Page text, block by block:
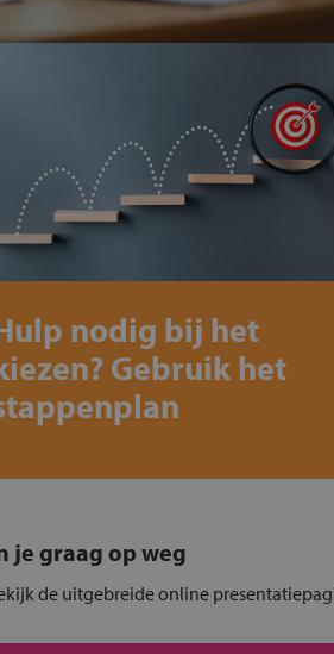
nodig bij het
Gebruik het
je graag op weg
de uitgebreide online